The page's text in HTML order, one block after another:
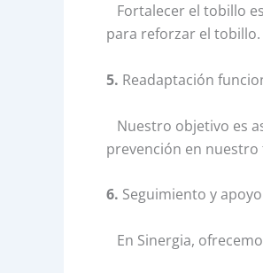
Fortalecer el tobillo
para reforzar el tobillo.
5. Readaptación
Nuestro objetivo es
prevención en
6. Seguimiento y
En Sinergia,